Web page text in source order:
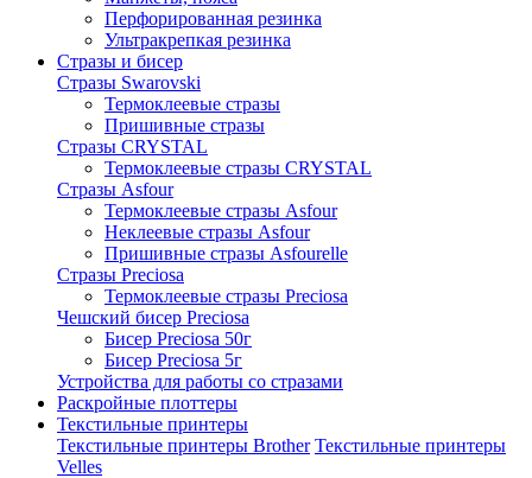
Перфорированная резинка
Ультракрепкая резинка
Стразы и бисер
Стразы Swarovski
Термоклеевые стразы
Пришивные стразы
Стразы CRYSTAL
Термоклеевые стразы CRYSTAL
Стразы Asfour
Термоклеевые стразы Asfour
Неклеевые стразы Asfour
Пришивные стразы Asfourelle
Стразы Preciosa
Термоклеевые стразы Preciosa
Чешский бисер Preciosa
Бисер Preciosa 50г
Бисер Preciosa 5г
Устройства для работы со стразами
Раскройные плоттеры
Текстильные принтеры
Текстильные принтеры Brother Текстильные принтеры
Velles